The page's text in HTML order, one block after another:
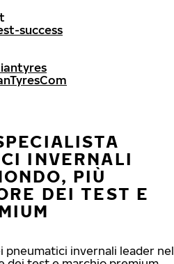
success
INVERNALI
PIÙ
DEI TEST E
pneumatici invernali leader nel